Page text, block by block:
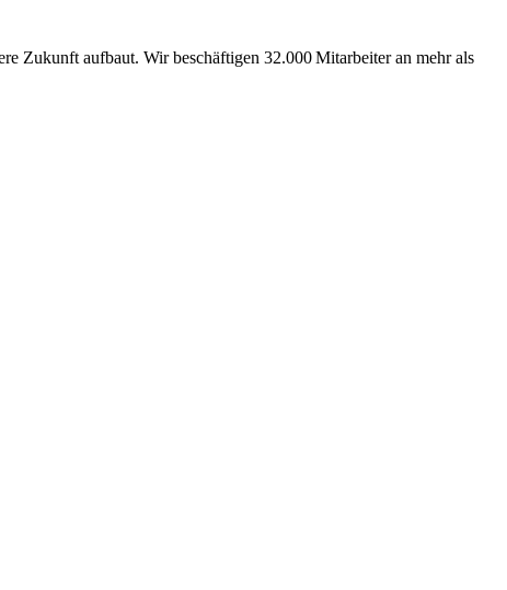
Zukunft aufbaut. Wir beschäftigen 32.000 Mitarbeiter an mehr als